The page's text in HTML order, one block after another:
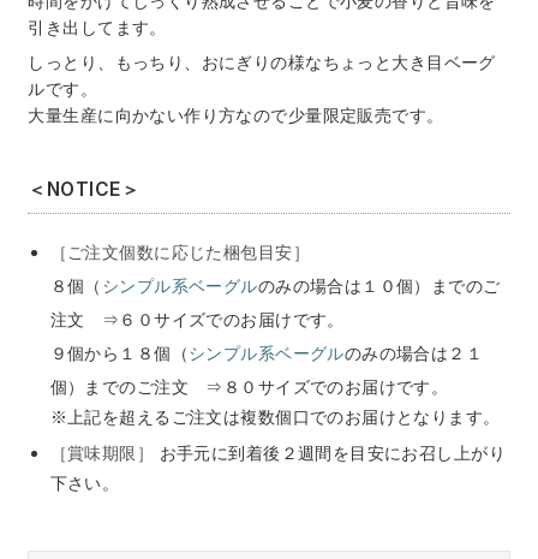
引き出してます。
しっとり、もっちり、おにぎりの様なちょっと大き目ベーグ
ルです。
大量生産に向かない作り方なので少量限定販売です。
＜NOTICE＞
［ご注文個数に応じた梱包目安］
８個（ シンプル系ベーグルのみの場合は１０個）までのご
注文
⇒６０サイズでのお届けです。
９個から１８個（シンプル系ベーグルのみの場合は２１
個）までのご注文 ⇒８０サイズでのお届けです。
※上記を超えるご注文は複数個口でのお届けとなります。
［賞味期限］
お手元に到着後２週間を目安にお召し上がり
下さい。